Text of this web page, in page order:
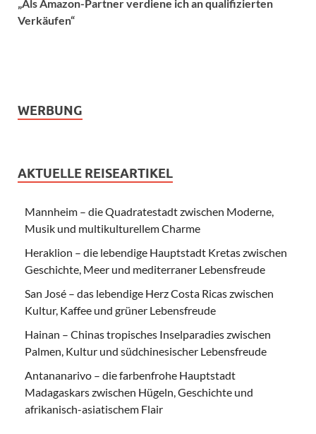
„Als Amazon-Partner verdiene ich an qualifizierten
Verkäufen“
WERBUNG
AKTUELLE REISEARTIKEL
Mannheim – die Quadratestadt zwischen Moderne,
Musik und multikulturellem Charme
Heraklion – die lebendige Hauptstadt Kretas zwischen
Geschichte, Meer und mediterraner Lebensfreude
San José – das lebendige Herz Costa Ricas zwischen
Kultur, Kaffee und grüner Lebensfreude
Hainan – Chinas tropisches Inselparadies zwischen
Palmen, Kultur und südchinesischer Lebensfreude
Antananarivo – die farbenfrohe Hauptstadt
Madagaskars zwischen Hügeln, Geschichte und
afrikanisch-asiatischem Flair